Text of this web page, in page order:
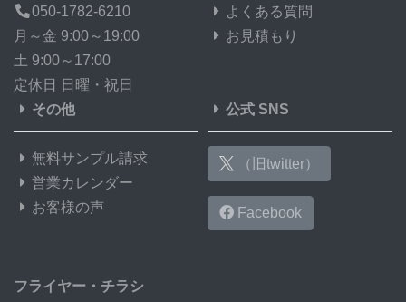
050-1782-6210
月～金 9:00～19:00
土 9:00～17:00
定休日 日曜・祝日
よくある質問
お見積もり
その他
無料サンプル請求
営業カレンダー
お客様の声
公式 SNS
（旧twitter）
Facebook
フライヤー・チラシ